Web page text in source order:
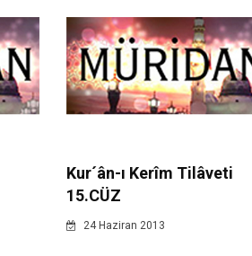
Kur´ân-ı Kerîm Tilâveti
15.CÜZ
24 Haziran 2013